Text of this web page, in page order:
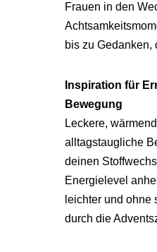
Frauen in den
bis zu Gedanken,
Inspiration für
Bewegung
Leckere,
alltagstaugliche
deinen
Energielevel
leichter und ohne
durch die